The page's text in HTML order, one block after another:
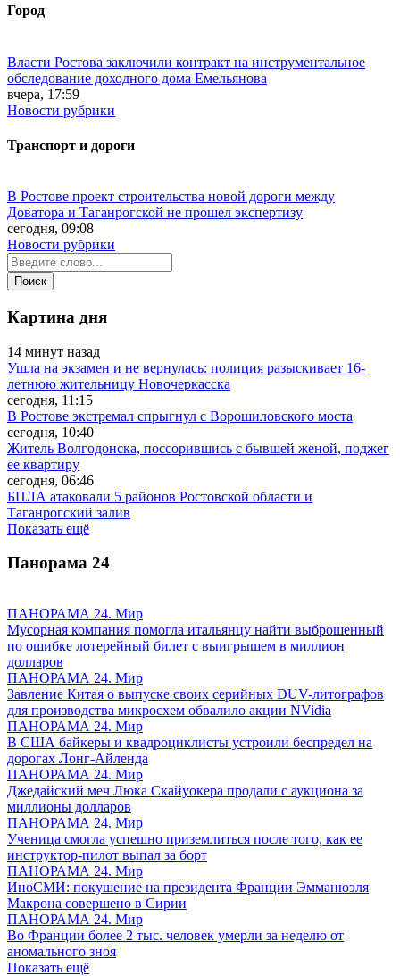
Город
Власти Ростова заключили контракт на инструментальное
обследование доходного дома Емельянова
вчера, 17:59
Новости рубрики
Транспорт и дороги
В Ростове проект строительства новой дороги между
Доватора и Таганрогской не прошел экспертизу
сегодня, 09:08
Новости рубрики
Картина дня
14 минут назад
Ушла на экзамен и не вернулась: полиция разыскивает 16-
летнюю жительницу Новочеркасска
сегодня, 11:15
В Ростове экстремал спрыгнул с Ворошиловского моста
сегодня, 10:40
Житель Волгодонска, поссорившись с бывшей женой, поджег
ее квартиру
сегодня, 06:46
БПЛА атаковали 5 районов Ростовской области и
Таганрогский залив
Показать ещё
Панорама 24
ПАНОРАМА 24. Мир
Мусорная компания помогла итальянцу найти выброшенный
по ошибке лотерейный билет с выигрышем в миллион
долларов
ПАНОРАМА 24. Мир
Завление Китая о выпуске своих серийных DUV-литографов
для производства микросхем обвалило акции NVidia
ПАНОРАМА 24. Мир
В США байкеры и квадроциклисты устроили беспредел на
дорогах Лонг-Айленда
ПАНОРАМА 24. Мир
Джедайский меч Люка Скайуокера продали с аукциона за
миллионы долларов
ПАНОРАМА 24. Мир
Ученица смогла успешно приземлиться после того, как ее
инструктор-пилот выпал за борт
ПАНОРАМА 24. Мир
ИноСМИ: покушение на президента Франции Эмманюэля
Макрона совершено в Сирии
ПАНОРАМА 24. Мир
Во Франции более 2 тыс. человек умерли за неделю от
аномального зноя
Показать ещё